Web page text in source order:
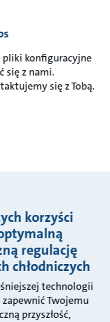
konfiguracyjne
się z nami.
się z Tobą.
korzyści
regulację
chłodniczych
technologii
Twojemu
przyszłość,